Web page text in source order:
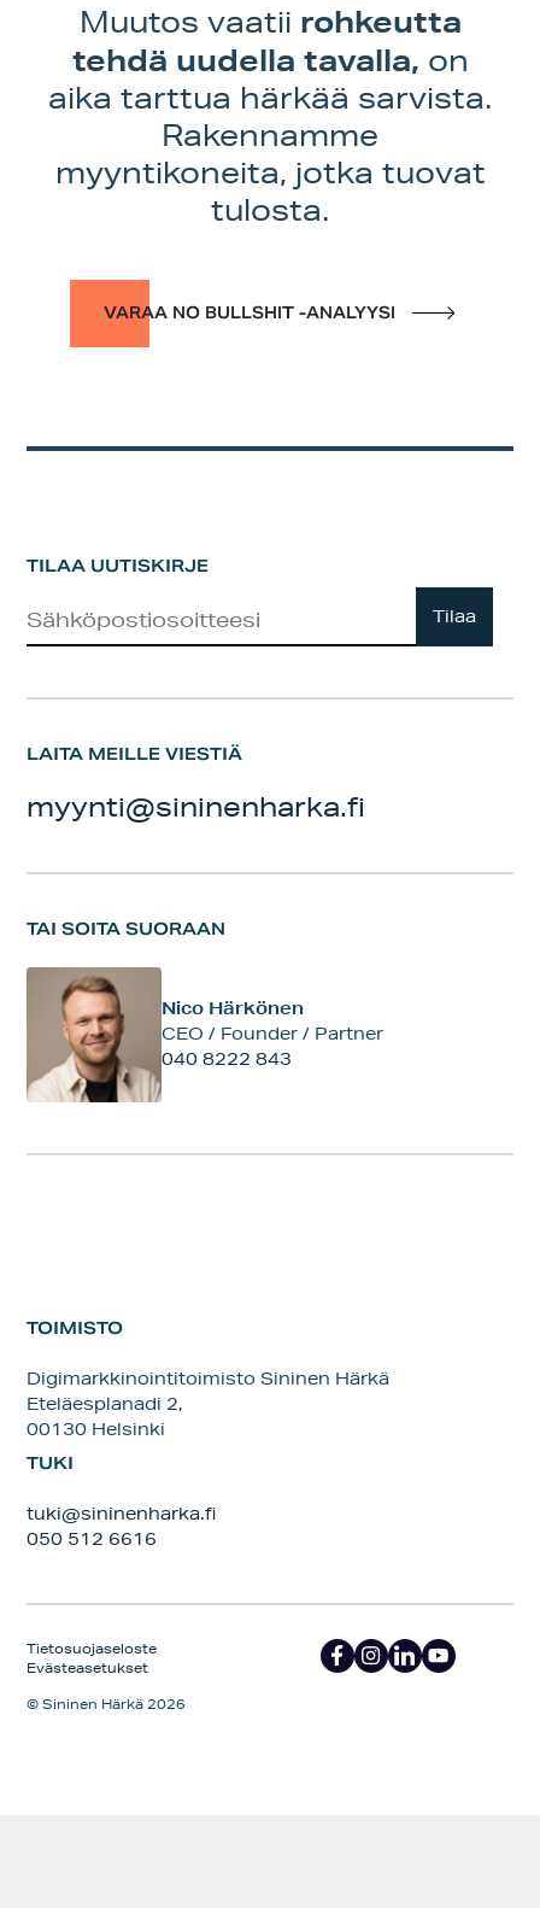
Muutos vaatii rohkeutta
tehdä uudella tavalla, on
aika tarttua härkää sarvista.
Rakennamme
myyntikoneita, jotka tuovat
tulosta.
VARAA NO BULLSHIT -ANALYYSI
TILAA UUTISKIRJE
Tilaa
LAITA MEILLE VIESTIÄ
myynti@sininenharka.fi
TAI SOITA SUORAAN
Nico Härkönen
CEO / Founder / Partner
040 8222 843
TOIMISTO
Digimarkkinointitoimisto Sininen Härkä
Eteläesplanadi 2,
00130 Helsinki
TUKI
tuki@sininenharka.fi
050 512 6616
Tietosuojaseloste
Evästeasetukset
© Sininen Härkä 2026